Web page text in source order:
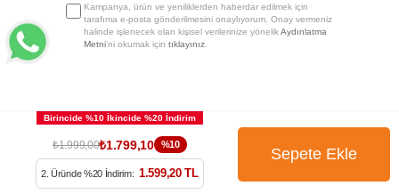
₺1.999,00₺1.799,10 %10
2. Üründe %20 İndirim: 1.599,20 TL
Kampanya, ürün ve yeniliklerden haberdar edilmek için
tarafıma e-posta gönderilmesini onaylıyorum. Onay vermeniz
halinde işlenecek olan kişisel verilerinize yönelikAydınlatma
Metni’ni okumak için tıklayınız.